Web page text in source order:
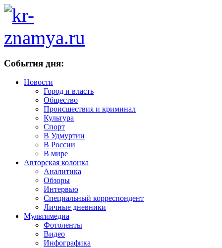
События дня:
Новости
Город и власть
Общество
Происшествия и криминал
Культура
Спорт
В Удмуртии
В России
В мире
Авторская колонка
Аналитика
Обзоры
Интервью
Специальный корреспондент
Личные дневники
Мультимедиа
Фотоленты
Видео
Инфографика